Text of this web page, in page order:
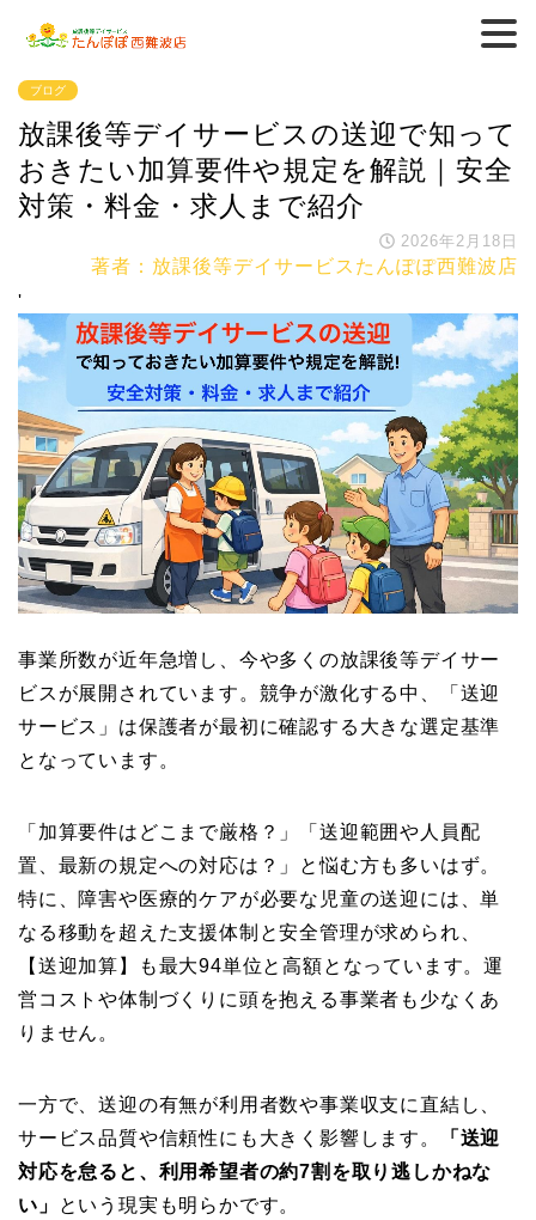
ブログ
放課後等デイサービスの送迎で知って
おきたい加算要件や規定を解説｜安全
対策・料金・求人まで紹介
2026年2月18日
著者：放課後等デイサービスたんぽぽ西難波店
'
事業所数が近年急増し、今や多くの放課後等デイサー
ビスが展開されています。競争が激化する中、「送迎
サービス」は保護者が最初に確認する大きな選定基準
となっています。
「加算要件はどこまで厳格？」「送迎範囲や人員配
置、最新の規定への対応は？」と悩む方も多いはず。
特に、障害や医療的ケアが必要な児童の送迎には、単
なる移動を超えた支援体制と安全管理が求められ、
【送迎加算】も最大94単位と高額となっています。運
営コストや体制づくりに頭を抱える事業者も少なくあ
りません。
一方で、送迎の有無が利用者数や事業収支に直結し、
サービス品質や信頼性にも大きく影響します。
「送迎
対応を怠ると、利用希望者の約7割を取り逃しかねな
い」
という現実も明らかです。